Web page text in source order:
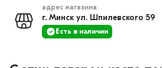
адрес магазина
г. Минск ул. Шпилевского 59
Есть в наличии